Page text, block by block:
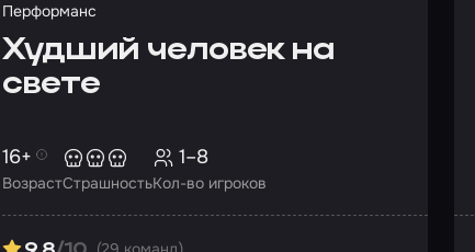
Перформанс
Худший человек на
свете
Возраст
16+
СтрашностьКол-во игроков
1–8